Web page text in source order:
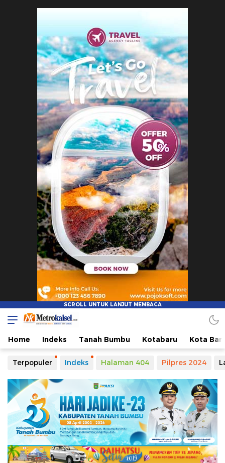
Home Indeks Tanah Bumbu Kotabaru Kota
Terpopuler Indeks Halaman 404 Pilpres 2024